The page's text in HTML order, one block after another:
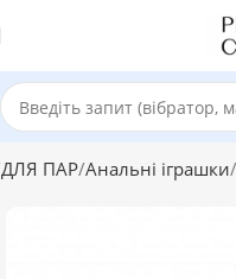
ДЛЯ ПАР Анальні іграшки